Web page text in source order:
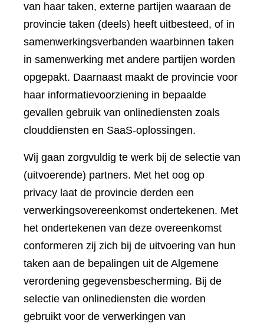
van haar taken, externe partijen waaraan de
provincie taken (deels) heeft uitbesteed, of in
samenwerkingsverbanden waarbinnen taken
in samenwerking met andere partijen worden
opgepakt. Daarnaast maakt de provincie voor
haar informatievoorziening in bepaalde
gevallen gebruik van onlinediensten zoals
clouddiensten en SaaS-oplossingen.
Wij gaan zorgvuldig te werk bij de selectie van
(uitvoerende) partners. Met het oog op
privacy laat de provincie derden een
verwerkingsovereenkomst ondertekenen. Met
het ondertekenen van deze overeenkomst
conformeren zij zich bij de uitvoering van hun
taken aan de bepalingen uit de Algemene
verordening gegevensbescherming. Bij de
selectie van onlinediensten die worden
gebruikt voor de verwerkingen van